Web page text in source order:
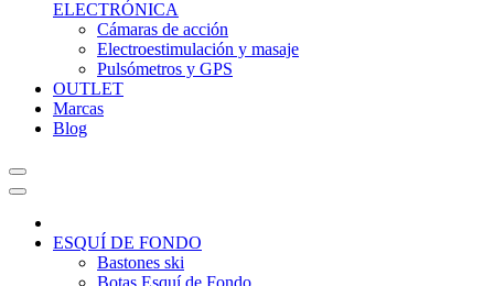
ELECTRÓNICA
Cámaras de acción
Electroestimulación y masaje
Pulsómetros y GPS
OUTLET
Marcas
Blog
ESQUÍ DE FONDO
Bastones ski
Botas Esquí de Fondo